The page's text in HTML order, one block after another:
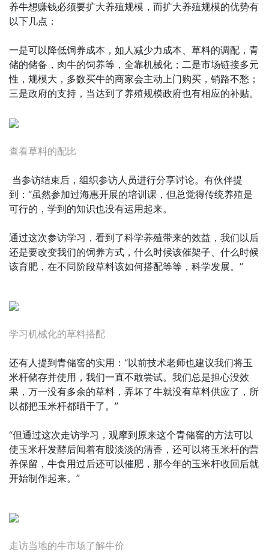
养牛想赚钱必须要扩大养殖规模，而扩大养殖规模的优势有
以下几点：
一是可以降低饲养成本，如人减少力成本、草料的调配，青
储的储备，肉牛的饲养等，全靠机械化；二是市场链接多元
性，规模大，多数买牛的商家会主动上门购买，销路不愁；
三是政府的支持，当达到了养殖规模政府也有相应的补贴。
查看草料的配比
当参访结束后，组织参访人员进行分享讨论。有伙伴提
到：“虽然参加过海惠开展的培训课，但总觉得传统养殖是
可行的，学到的知识也没有运用起来。
通过这次参访学习，看到了科学养殖带来的效益，我们以后
还是要改变我们的饲养方式，什么时候该催架子、什么时候
该育肥，在不同阶段草料该如何搭配等等，科学发展。”
学习机械化的草料搭配
还有人提到青储窖的实用：“以前技术老师也建议我们将玉
米杆储存并使用，我们一直不敢尝试。我们总是担心没效
果，万一没有多余的草料，弄坏了牛就没有草料供应了，所
以都把玉米杆都晒干了。”
“但通过这次走访学习，观摩到原来这个青储窖的方法可以
使玉米杆发酵后闻着有股淡淡的清香，还可以将玉米杆的营
养保留，牛食用过后还可以催肥，那今年的玉米杆收回后就
开始制作起来。”
走访当地的牛市场了解牛价